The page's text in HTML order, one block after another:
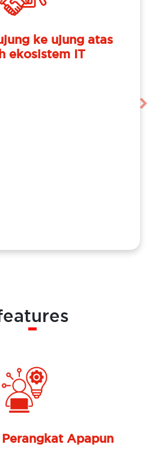
ke ujung atas
ekosistem IT
Apapun